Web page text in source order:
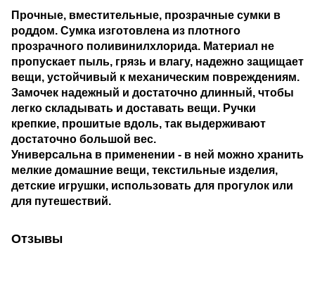
Прочные, вместительные, прозрачные сумки в
роддом. Сумка изготовлена из плотного
прозрачного поливинилхлорида. Материал не
пропускает пыль, грязь и влагу, надежно защищает
вещи, устойчивый к механическим повреждениям.
Замочек надежный и достаточно длинный, чтобы
легко складывать и доставать вещи. Ручки
крепкие, прошитые вдоль, так выдерживают
достаточно большой вес.
Универсальна в применении - в ней можно хранить
мелкие домашние вещи, текстильные изделия,
детские игрушки, использовать для прогулок или
для путешествий.
Отзывы